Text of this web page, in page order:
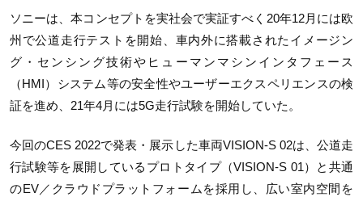
ソニーは、本コンセプトを実社会で実証すべく20年12月には欧
州で公道走行テストを開始、車内外に搭載されたイメージン
グ・センシング技術やヒューマンマシンインタフェース
（HMI）システム等の安全性やユーザーエクスペリエンスの検
証を進め、21年4月には5G走行試験を開始していた。
今回のCES 2022で発表・展示した車両VISION-S 02は、公道走
行試験等を展開しているプロトタイプ（VISION-S 01）と共通
のEV／クラウドプラットフォームを採用し、広い室内空間を